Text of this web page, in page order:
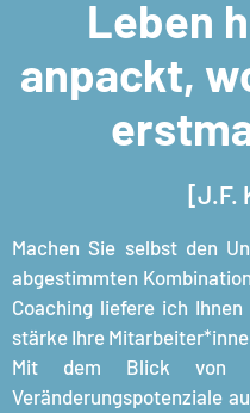
Leben
anpackt,
[J.F.
Machen Sie selbst den
abgestimmten
Coaching liefere ich
stärke Ihre
Mit dem Blick von
Veränderungspotenziale